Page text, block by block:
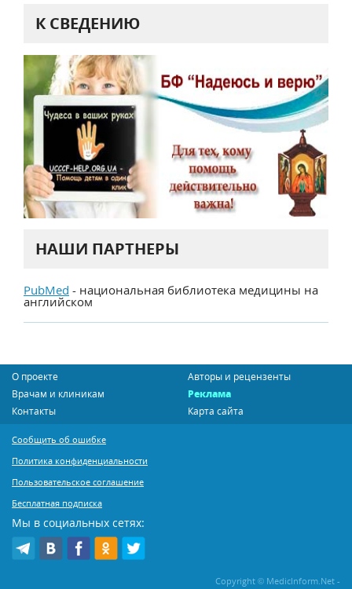
К СВЕДЕНИЮ
НАШИ ПАРТНЕРЫ
PubMed - национальная библиотека медицины на
английском
О проекте
Авторы и рецензенты
Врачам и клиникам
Реклама
Контакты
Карта сайта
Сообщить об ошибке
Политика конфиденциальности
Пользовательское соглашение
Бесплатная подписка
Мы в социальных сетях:
Copyright © MedicInform.Net -